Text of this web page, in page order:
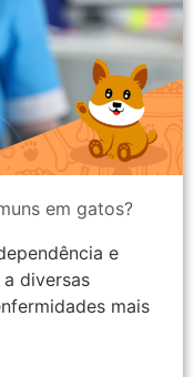
em gatos?
e
diversas
mais